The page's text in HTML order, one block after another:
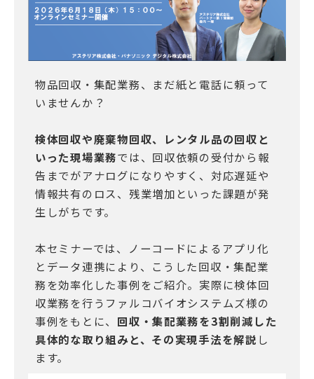
物品回収・集配業務、まだ紙と電話に頼って
いませんか？
検体回収や廃棄物回収、レンタル品の回収と
いった現場業務では、回収依頼の受付から報
告までがアナログになりやすく、対応遅延や
情報共有のロス、残業増加といった課題が発
生しがちです。
本セミナーでは、ノーコードによるアプリ化
とデータ連携により、こうした回収・集配業
務を効率化した事例をご紹介。実際に検体回
収業務を行うファルコバイオシステムズ様の
事例をもとに、 回収・集配業務を3割削減した
具体的な取り組みと、その実現手法を解説 し
ます。